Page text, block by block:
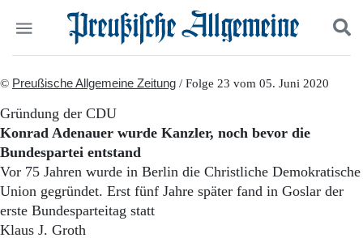
Politik
Panorama
Leben
Geschichte
Ostpreußen
Suchen und finden
© Preußische Allgemeine Zeitung / Folge 23 vom 05. Juni 2020
Gründung der CDU
Konrad Adenauer wurde Kanzler, noch bevor die
Bundespartei entstand
Vor 75 Jahren wurde in Berlin die Christliche Demokratische
Union gegründet. Erst fünf Jahre später fand in Goslar der
erste Bundesparteitag statt
Klaus J. Groth